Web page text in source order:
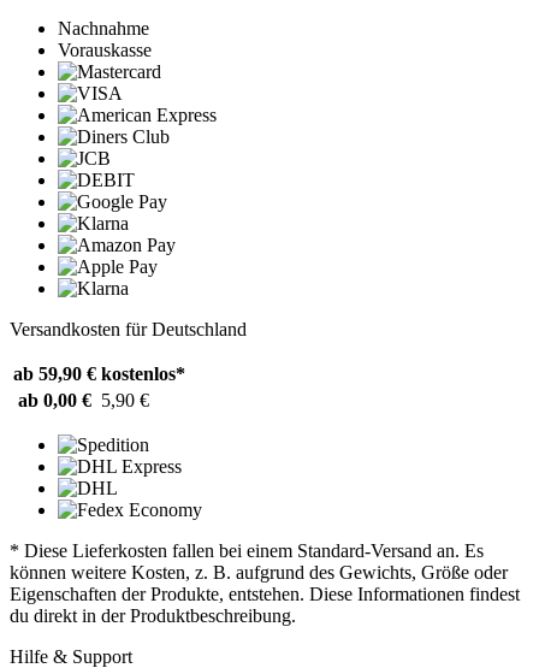
Nachnahme
Vorauskasse
Versandkosten für Deutschland
ab 59,90 € kostenlos*
ab 0,00 € 5,90 €
* Diese Lieferkosten fallen bei einem Standard-Versand an. Es
können weitere Kosten, z. B. aufgrund des Gewichts, Größe oder
Eigenschaften der Produkte, entstehen. Diese Informationen findest
du direkt in der Produktbeschreibung.
Hilfe & Support